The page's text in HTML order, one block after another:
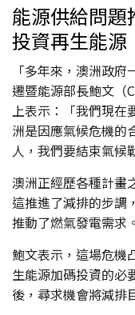
能源供給問題
投資再生能源
「多年來，澳洲政
遷暨能源部長鮑文（
上表示：「我們現
洲是因應氣候危機的
人，我們要結束氣候
澳洲正經歷各種計畫
這推進了減排的步調
推動了燃氣發電需求。
鮑文表示，這場危機
生能源加碼投資的必
後，尋求機會將減排